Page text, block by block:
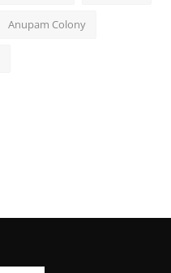
Anupam Colony